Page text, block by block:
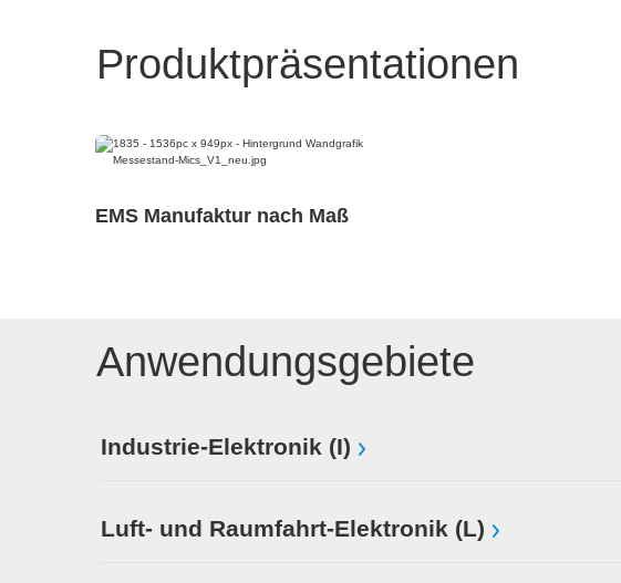
Produktpräsentationen
EMS Manufaktur nach Maß
Anwendungsgebiete
Industrie-Elektronik (I)
Luft- und Raumfahrt-Elektronik (L)